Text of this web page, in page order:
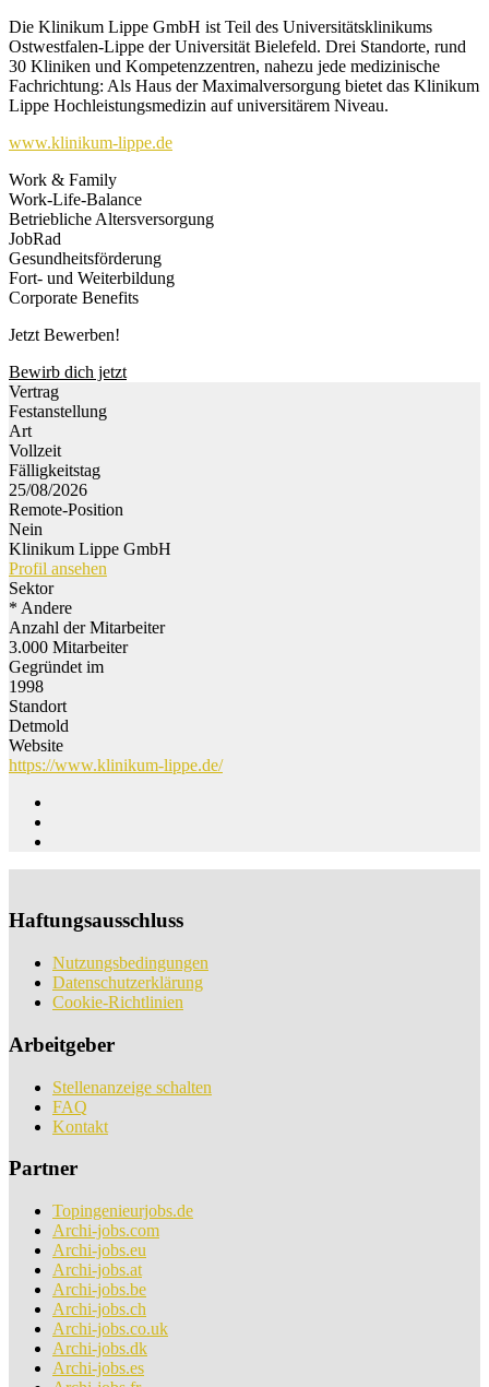
Die Klinikum Lippe GmbH ist Teil des Universitätsklinikums
Ostwestfalen-Lippe der Universität Bielefeld. Drei Standorte, rund
30 Kliniken und Kompetenzzentren, nahezu jede medizinische
Fachrichtung: Als Haus der Maximalversorgung bietet das Klinikum
Lippe Hochleistungsmedizin auf universitärem Niveau.
www.klinikum-lippe.de
Work & Family
Work-Life-Balance
Betriebliche Altersversorgung
JobRad
Gesundheitsförderung
Fort- und Weiterbildung
Corporate Benefits
Jetzt Bewerben!
Bewirb dich jetzt
Vertrag
Festanstellung
Art
Vollzeit
Fälligkeitstag
25/08/2026
Remote-Position
Nein
Klinikum Lippe GmbH
Profil ansehen
Sektor
* Andere
Anzahl der Mitarbeiter
3.000 Mitarbeiter
Gegründet im
1998
Standort
Detmold
Website
https://www.klinikum-lippe.de/
Haftungsausschluss
Nutzungsbedingungen
Datenschutzerklärung
Cookie-Richtlinien
Arbeitgeber
Stellenanzeige schalten
FAQ
Kontakt
Partner
Topingenieurjobs.de
Archi-jobs.com
Archi-jobs.eu
Archi-jobs.at
Archi-jobs.be
Archi-jobs.ch
Archi-jobs.co.uk
Archi-jobs.dk
Archi-jobs.es